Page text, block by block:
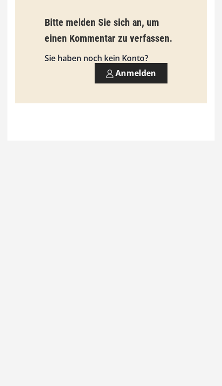
i
s
9
0
Bitte melden Sie sich an, um
einen Kommentar zu verfassen.
Sie haben noch kein Konto?
Anmelden